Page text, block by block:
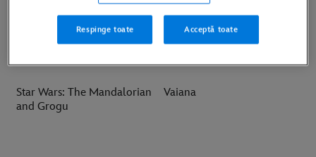
Oasis: Don't Look Back In
Povestea Jucăriilor 5
Star Wars: The Mandalorian
and Grogu
Vaiana
Respinge toate Acceptă toate